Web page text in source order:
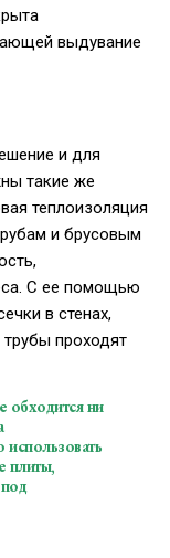
выдувание
и для
такие же
теплоизоляция
и брусовым
С ее помощью
в стенах,
проходят
обходится ни
плиты,